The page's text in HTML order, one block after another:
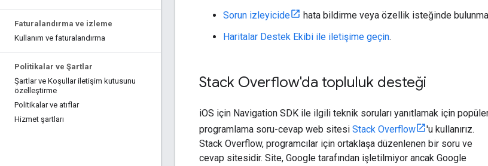
Faturalandırma ve izleme
Kullanım ve faturalandırma
Politikalar ve Şartlar
Şartlar ve Koşullar iletişim kutusunu
özelleştirme
Politikalar ve atıflar
Hizmet şartları
Sorun izleyicide
hata bildirme veya özellik isteğinde bulunma
Haritalar Destek Ekibi ile iletişime geçin.
Stack Overflow'da topluluk desteği
iOS için Navigation SDK ile ilgili teknik soruları yanıtlamak için
programlama soru-cevap web sitesi Stack Overflow
'u kullanırız.
Stack Overflow, programcılar için ortaklaşa düzenlenen bir soru ve
cevap sitesidir. Site, Google tarafından işletilmiyor ancak Google